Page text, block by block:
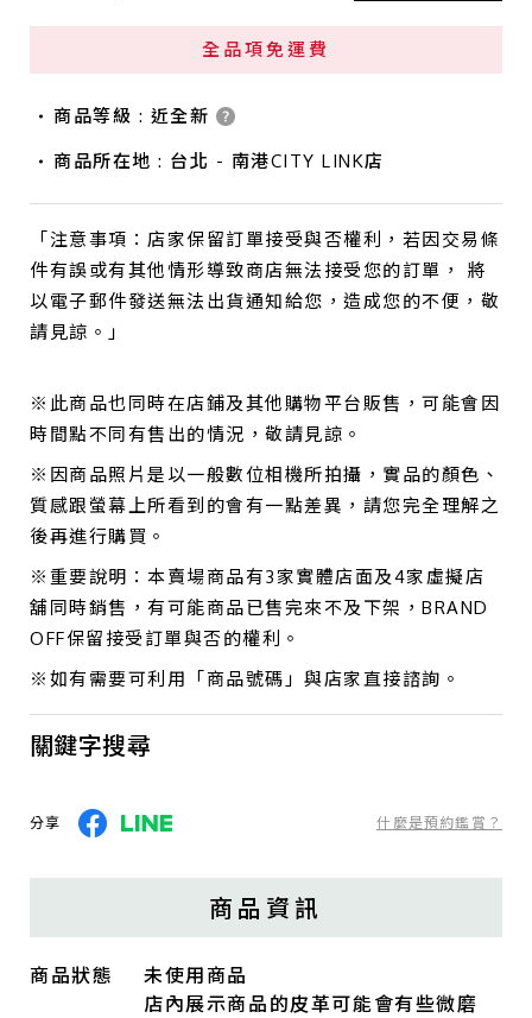
全品項免運費
商品等級 : 近全新
商品所在地 : 台北 - 南港CITY LINK店
「注意事項：店家保留訂單接受與否權利，若因交易條
件有誤或有其他情形導致商店無法接受您的訂單， 將
以電子郵件發送無法出貨通知給您，造成您的不便，敬
請見諒。」
※此商品也同時在店鋪及其他購物平台販售，可能會因
時間點不同有售出的情況，敬請見諒。
※因商品照片是以一般數位相機所拍攝，實品的顏色、
質感跟螢幕上所看到的會有一點差異，請您完全理解之
後再進行購買。
※重要說明：本賣場商品有3家實體店面及4家虛擬店
舖同時銷售，有可能商品已售完來不及下架，BRAND
OFF保留接受訂單與否的權利。
※如有需要可利用「商品號碼」與店家直接諮詢。
關鍵字搜尋
分享 什麼是預約鑑賞？
商品資訊
商品狀態
未使用商品
店內展示商品的皮革可能會有些微磨